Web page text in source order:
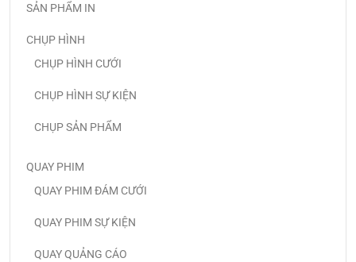
SẢN PHẨM IN
CHỤP HÌNH
CHỤP HÌNH CƯỚI
CHỤP HÌNH SỰ KIỆN
CHỤP SẢN PHẨM
QUAY PHIM
QUAY PHIM ĐÁM CƯỚI
QUAY PHIM SỰ KIỆN
QUAY QUẢNG CÁO